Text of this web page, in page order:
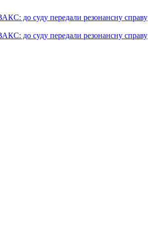
до суду передали резонансну справу
до суду передали резонансну справу